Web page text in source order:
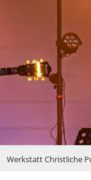
Werkstatt Christliche